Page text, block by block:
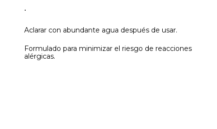
.
Aclarar con abundante agua después de usar.
Formulado para minimizar el riesgo de reacciones
alérgicas.